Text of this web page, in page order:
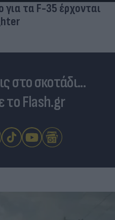
τα F-35 έρχονται
στο σκοτάδι...
το Flash.gr